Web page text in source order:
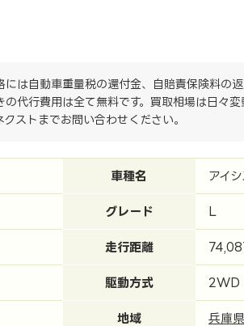
には自動車重量税の還付金、自賠責保険料の
の代行費用は全て無料です。買取相場は日々
クストまでお問い合わせください。
車種名 アイ
グレード L
走行距離
駆動方式 2WD
地域 兵庫県